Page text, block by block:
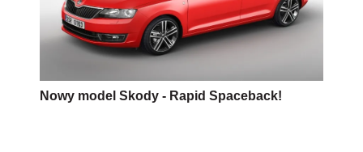
Nowy model Skody - Rapid Spaceback!